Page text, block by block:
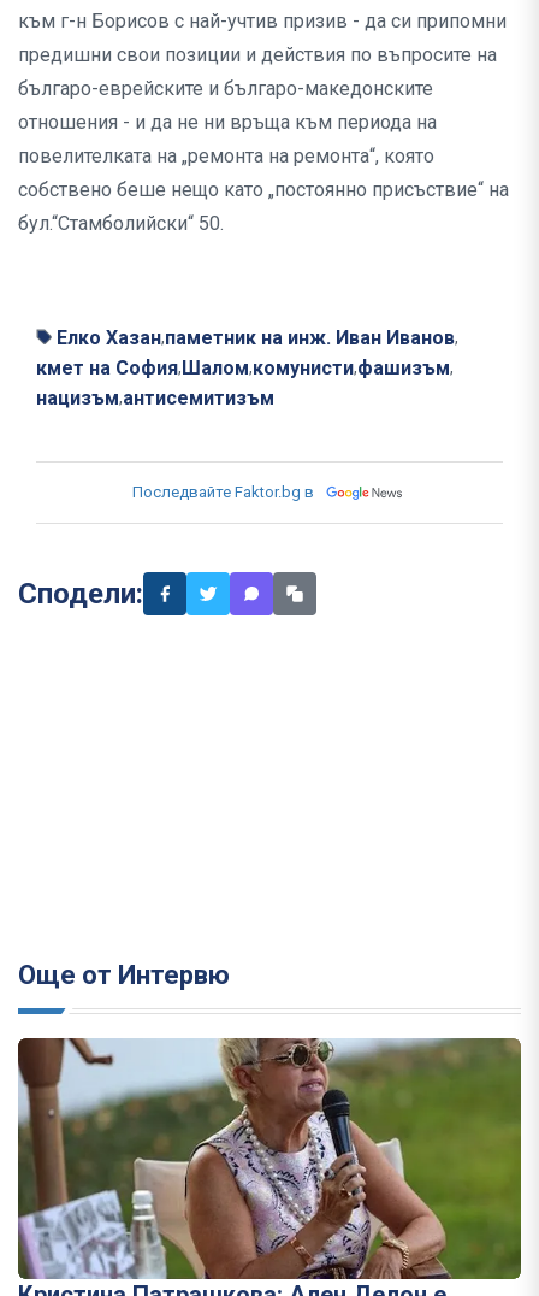
към г-н Борисов с най-учтив призив - да си припомни
предишни свои позиции и действия по въпросите на
българо-еврейските и българо-македонските
отношения - и да не ни връща към периода на
повелителката на „ремонта на ремонта“, която
собствено беше нещо като „постоянно присъствие“ на
бул.“Стамболийски“ 50.
Елко Хазан,паметник на инж. Иван Иванов,
кмет на София,Шалом,комунисти,фашизъм,
нацизъм,антисемитизъм
Последвайте Faktor.bg в
Сподели:
Още от Интервю